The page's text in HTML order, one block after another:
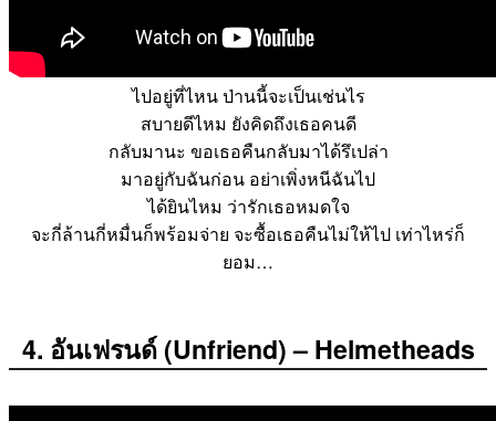
ไปอยู่ที่ไหน ป่านนี้จะเป็นเช่นไร
สบายดีไหม ยังคิดถึงเธอคนดี
กลับมานะ ขอเธอคืนกลับมาได้รึเปล่า
มาอยู่กับฉันก่อน อย่าเพิ่งหนีฉันไป
ได้ยินไหม ว่ารักเธอหมดใจ
จะกี่ล้านกี่หมื่นก็พร้อมจ่าย จะซื้อเธอคืนไม่ให้ไป เท่าไหร่ก็
ยอม…
4. อันเฟรนด์ (Unfriend) – Helmetheads